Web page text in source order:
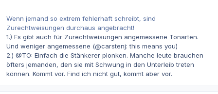
Wenn jemand so extrem fehlerhaft schreibt, sind
Zurechtweisungen durchaus angebracht!
1.) Es gibt auch für Zurechtweisungen angemessene Tonarten.
Und weniger angemessene (@carstenj: this means you)
2.) @TO: Einfach die Stänkerer plonken. Manche leute brauchen
öfters jemanden, den sie mit Schwung in den Unterleib treten
können. Kommt vor. Find ich nicht gut, kommt aber vor.